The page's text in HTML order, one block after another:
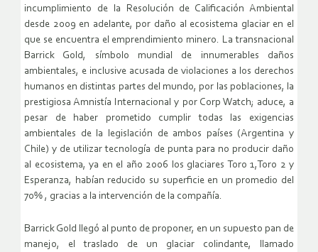
incumplimiento de la Resolución de Calificación Ambiental
desde 2009 en adelante, por daño al ecosistema glaciar en el
que se encuentra el emprendimiento minero. La transnacional
Barrick Gold, símbolo mundial de innumerables daños
ambientales, e inclusive acusada de violaciones a los derechos
humanos en distintas partes del mundo, por las poblaciones, la
prestigiosa Amnistía Internacional y por Corp Watch; aduce, a
pesar de haber prometido cumplir todas las exigencias
ambientales de la legislación de ambos países (Argentina y
Chile) y de utilizar tecnología de punta para no producir daño
al ecosistema, ya en el año 2006 los glaciares Toro 1,Toro 2 y
Esperanza, habían reducido su superficie en un promedio del
70% , gracias a la intervención de la compañía.
Barrick Gold llegó al punto de proponer, en un supuesto pan de
manejo, el traslado de un glaciar colindante, llamado